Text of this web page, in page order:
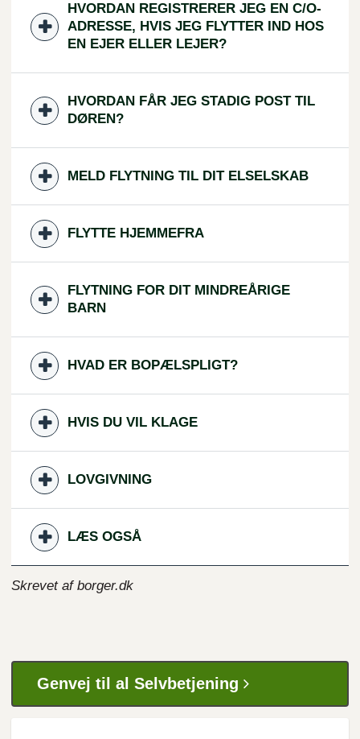
HVORDAN REGISTRERER JEG EN C/O-
ADRESSE, HVIS JEG FLYTTER IND HOS
EN EJER ELLER LEJER?
HVORDAN FÅR JEG STADIG POST TIL
DØREN?
MELD FLYTNING TIL DIT ELSELSKAB
FLYTTE HJEMMEFRA
FLYTNING FOR DIT MINDREÅRIGE
BARN
HVAD ER BOPÆLSPLIGT?
HVIS DU VIL KLAGE
LOVGIVNING
LÆS OGSÅ
Skrevet af borger.dk
Genvej til al Selvbetjening